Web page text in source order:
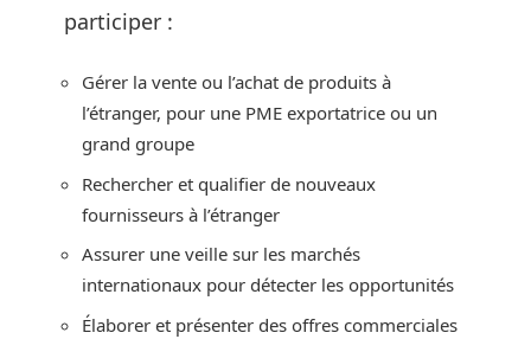
participer :
Gérer la vente ou l’achat de produits à
l’étranger, pour une PME exportatrice ou un
grand groupe
Rechercher et qualifier de nouveaux
fournisseurs à l’étranger
Assurer une veille sur les marchés
internationaux pour détecter les opportunités
Élaborer et présenter des offres commerciales